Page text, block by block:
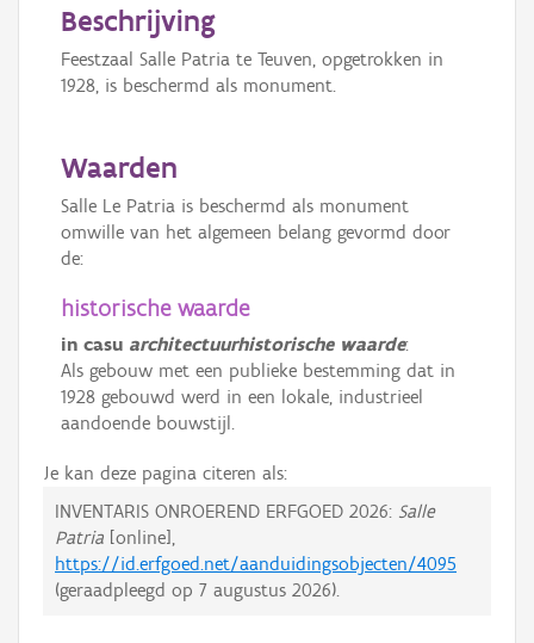
Beschrijving
Feestzaal Salle Patria te Teuven, opgetrokken in
1928, is beschermd als monument.
Waarden
Salle Le Patria is beschermd als monument
omwille van het algemeen belang gevormd door
de:
historische waarde
in casu architectuurhistorische waarde:
Als gebouw met een publieke bestemming dat in
1928 gebouwd werd in een lokale, industrieel
aandoende bouwstijl.
Je kan deze pagina citeren als:
INVENTARIS ONROEREND ERFGOED 2026: Salle
Patria [online],
https://id.erfgoed.net/aanduidingsobjecten/4095
(geraadpleegd op 7 augustus 2026).